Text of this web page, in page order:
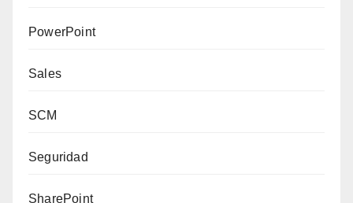
PowerPoint
Sales
SCM
Seguridad
SharePoint